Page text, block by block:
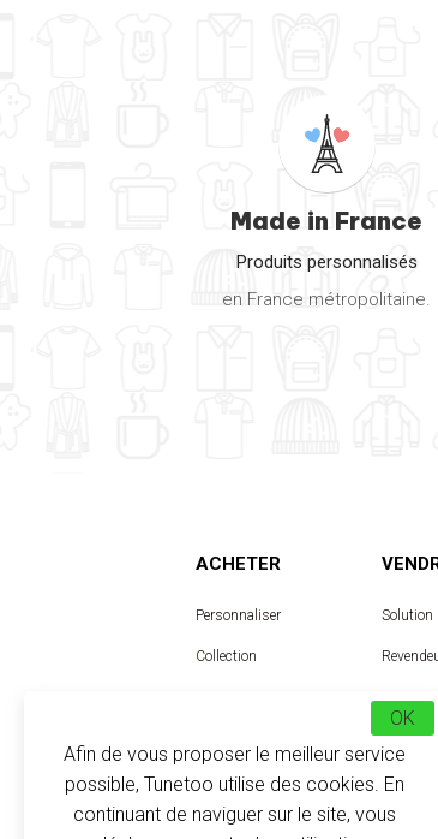
Made in France
Produits personnalisés
en France métropolitaine.
ACHETER
Personnaliser
Collection
Solution
Designer
Afin de vous proposer le meilleur service
possible, Tunetoo utilise des cookies. En
continuant de naviguer sur le site, vous
OK